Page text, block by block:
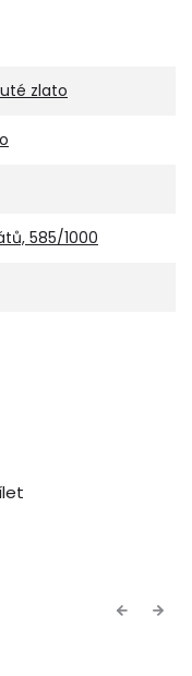
zlato
585/1000
Previous
Next